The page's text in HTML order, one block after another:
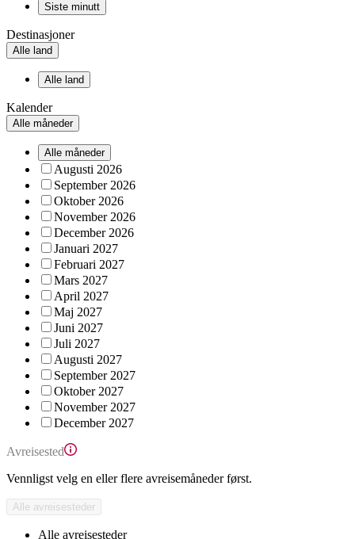
Siste minutt
Destinasjoner
Alle land
Alle land
Kalender
Alle måneder
Alle måneder
Augusti 2026
September 2026
Oktober 2026
November 2026
December 2026
Januari 2027
Februari 2027
Mars 2027
April 2027
Maj 2027
Juni 2027
Juli 2027
Augusti 2027
September 2027
Oktober 2027
November 2027
December 2027
Avreisested
Vennligst velg en eller flere avreisemåneder først.
Alle avreisesteder
Alle avreisesteder